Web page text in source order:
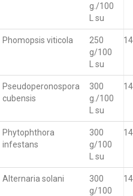
g./100
L su
Phomopsis viticola
250
g/100
L su
Pseudoperonospora
cubensis
300
g./100
L su
Phytophthora
infestans
300
g/100
L su
Alternaria solani
300
g/100